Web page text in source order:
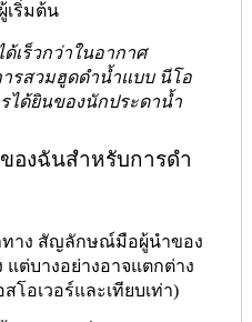
เริ่มต้น
ด้เร็วกว่าในอากาศ
รสวมฮูดดำน้ำแบบ นีโอ
ได้ยินของนักประดาน้ำ
งฉันสำหรับการดำ
าง สัญลักษณ์มือผู้นําของ
แต่บางอย่างอาจแตกต่าง
โอเวอร์และเทียบเท่า)